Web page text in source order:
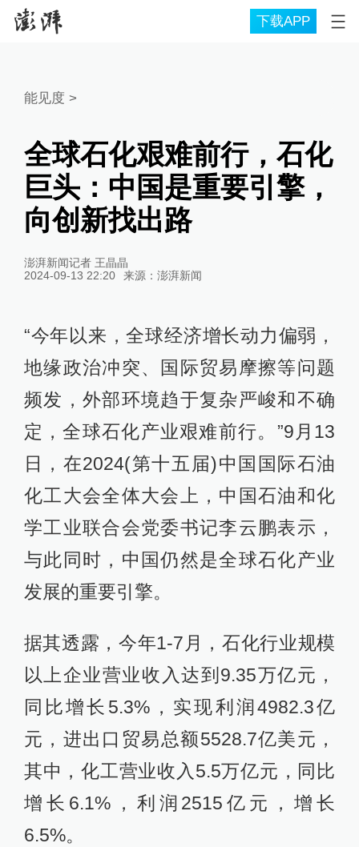
下载APP
能见度 >
全球石化艰难前行，石化
巨头：中国是重要引擎，
向创新找出路
澎湃新闻记者 王晶晶
2024-09-13 22:20
来源： 澎湃新闻
“今年以来，全球经济增长动力偏弱，
地缘政治冲突、国际贸易摩擦等问题
频发，外部环境趋于复杂严峻和不确
定，全球石化产业艰难前行。”9月13
日，在2024(第十五届)中国国际石油
化工大会全体大会上，中国石油和化
学工业联合会党委书记李云鹏表示，
与此同时，中国仍然是全球石化产业
发展的重要引擎。
据其透露，今年1-7月，石化行业规模
以上企业营业收入达到9.35万亿元，
同比增长5.3%，实现利润4982.3亿
元，进出口贸易总额5528.7亿美元，
其中，化工营业收入5.5万亿元，同比
增长6.1%，利润2515亿元，增长
6.5%。